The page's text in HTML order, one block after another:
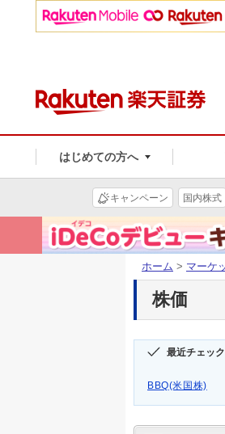
はじめての方へ
キャンペーン 国内株式
ホーム > マーケ
株価
最近チェッ
BBQ(米国株)